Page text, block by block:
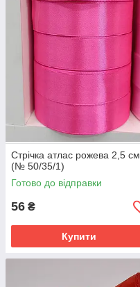
Стрічка атлас рожева 2,5 см
(№ 50/35/1)
Готово до відправки
56 ₴
Купити